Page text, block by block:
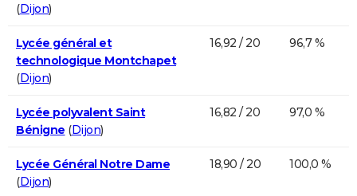
(Dijon)
Lycée général et
technologique Montchapet
(Dijon)
16,92 / 20 96,7 %
Lycée polyvalent Saint
Bénigne (Dijon)
16,82 / 20 97,0 %
Lycée Général Notre Dame
(Dijon)
18,90 / 20 100,0 %